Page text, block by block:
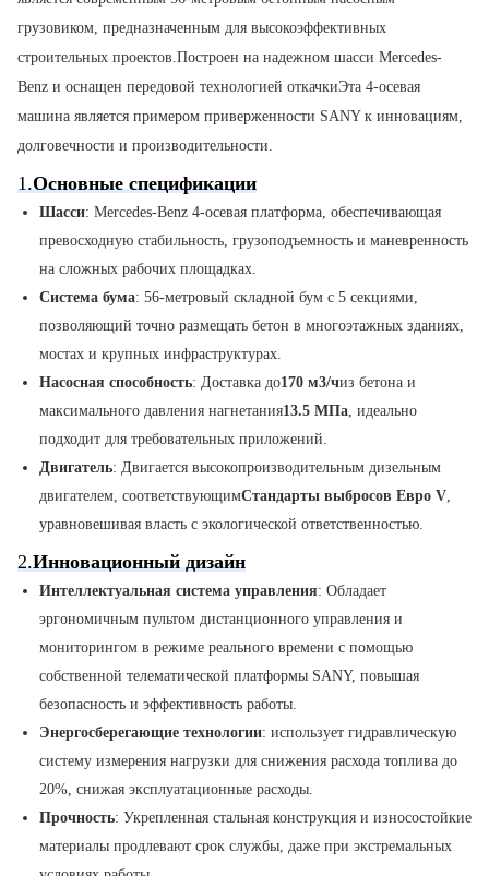
грузовиком, предназначенным для высокоэффективных
строительных проектов.Построен на надежном шасси Mercedes-
Benz и оснащен передовой технологией откачкиЭта 4-осевая
машина является примером приверженности SANY к инновациям,
долговечности и производительности.
1.Основные спецификации
Шасси: Mercedes-Benz 4-осевая платформа, обеспечивающая
превосходную стабильность, грузоподъемность и маневренность
на сложных рабочих площадках.
Система бума: 56-метровый складной бум с 5 секциями,
позволяющий точно размещать бетон в многоэтажных зданиях,
мостах и крупных инфраструктурах.
Насосная способность: Доставка до170 м3/чиз бетона и
максимального давления нагнетания13.5 МПа, идеально
подходит для требовательных приложений.
Двигатель: Двигается высокопроизводительным дизельным
двигателем, соответствующимСтандарты выбросов Евро V,
уравновешивая власть с экологической ответственностью.
2.Инновационный дизайн
Интеллектуальная система управления: Обладает
эргономичным пультом дистанционного управления и
мониторингом в режиме реального времени с помощью
собственной телематической платформы SANY, повышая
безопасность и эффективность работы.
Энергосберегающие технологии: использует гидравлическую
систему измерения нагрузки для снижения расхода топлива до
20%, снижая эксплуатационные расходы.
Прочность: Укрепленная стальная конструкция и износостойкие
материалы продлевают срок службы, даже при экстремальных